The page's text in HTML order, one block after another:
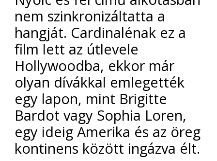
nem szinkronizáltatta a
hangját. Cardinalénak ez a
film lett az útlevele
Hollywoodba, ekkor már
olyan dívákkal emlegették
egy lapon, mint Brigitte
Bardot vagy Sophia Loren,
egy ideig Amerika és az öreg
kontinens között ingázva élt.